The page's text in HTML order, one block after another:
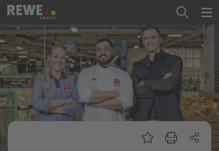
Zum Inhalt springen
Startseite
REWE Group als Arbeitgeber
Ausbildung & Studium
Praktikum & Werkstudium